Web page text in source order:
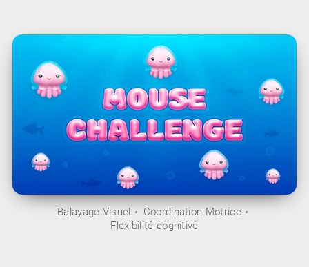
Balayage Visuel
Coordination Motrice
Flexibilité cognitive